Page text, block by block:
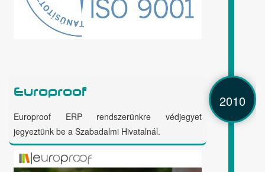
Europroof
Europroof ERP rendszerünkre védjegyet
jegyeztünk be a Szabadalmi Hivatalnál.
2010